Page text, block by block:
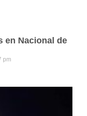
en Nacional de
pm